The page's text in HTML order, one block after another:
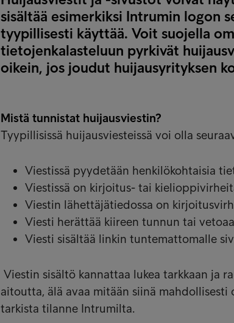
sisältää esimerkiksi Intrumin logon
tyypillisesti käyttää. Voit suojella
tietojenkalasteluun pyrkivät
oikein, jos joudut huijausyrityksen
Mistä tunnistat huijausviestin?
Tyypillisissä huijausviesteissä voi olla
Viestissä pyydetään henkilökohtaisia
Viestissä on kirjoitus- tai
Viestin lähettäjätiedossa on
Viesti herättää kiireen tunnun tai
Viesti sisältää linkin tuntemattomalle
Viestin sisältö kannattaa lukea tarkkaan ja
aitoutta, älä avaa mitään siinä
tarkista tilanne Intrumilta.